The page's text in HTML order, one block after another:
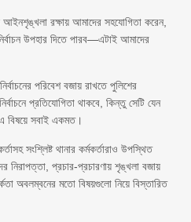
আইনশৃঙ্খলা রক্ষায় আমাদের সহযোগিতা করেন,
উপহার দিতে পারব—এটাই আমাদের
পরিবেশ বজায় রাখতে পুলিশের
প্রতিযোগিতা থাকবে, কিন্তু সেটি যেন
বিষয়ে সবাই একমত।
সংশ্লিষ্ট থানার কর্মকর্তারাও উপস্থিত
নিরাপত্তা, প্রচার-প্রচারণায় শৃঙ্খলা বজায়
অবলম্বনের মতো বিষয়গুলো নিয়ে বিস্তারিত